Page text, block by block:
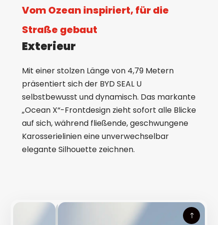
Vom Ozean inspiriert, für die
Straße gebaut
Exterieur
Mit einer stolzen Länge von 4,79 Metern
präsentiert sich der BYD SEAL U
selbstbewusst und dynamisch. Das markante
„Ocean X“-Frontdesign zieht sofort alle Blicke
auf sich, während fließende, geschwungene
Karosserielinien eine unverwechselbar
elegante Silhouette zeichnen.